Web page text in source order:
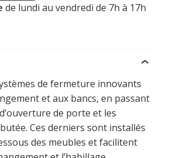
de lundi au vendredi de 7h à 17h
de fermeture innovants
et aux bancs, en passant
de porte et les
Ces derniers sont installés
des meubles et facilitent